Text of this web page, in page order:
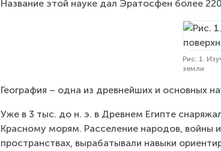
Название этой науке дал Эратосфен более
Рис. 1.
земли
География – одна из древнейших и основных
Уже в 3 тыс. до н. э. в Древнем Египте
Красному морям. Расселение народов, войны
пространствах, вырабатывали навыки